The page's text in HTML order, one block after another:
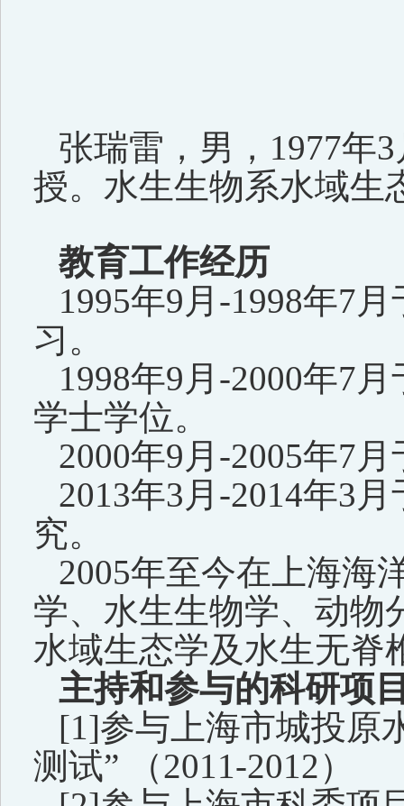
张瑞雷，男， 1977年3
授。水生生物系水域生
教育工作经历
1995年9 月 -1998年7
习。
1998年9 月 -2000年7
学士学位。
2000年9 月 -2005年7
2013年3 月 -2014年3
究。
2005年至今在上海海
学、水生生物学、动物
水域生态学及水生无脊
主持和参与的科研项
[1]参与上海市城投原
测试” （2011-2012）